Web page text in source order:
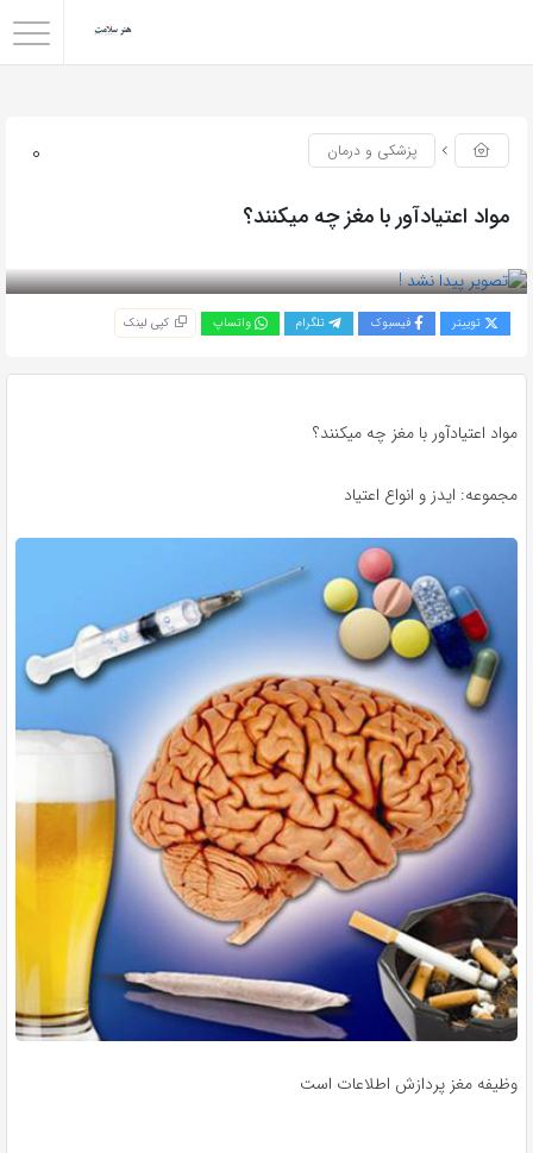
0 پزشکی و درمان
مواد اعتیادآور با مغز چه میکنند؟
توییتر فیسبوک تلگرام واتساپ کپی لینک
مواد اعتیادآور با مغز چه میکنند؟
مجموعه: ایدز و انواع اعتیاد
وظیفه مغز پردازش اطلاعات است